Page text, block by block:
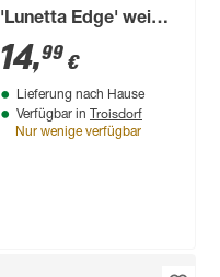
'Lunetta Edge' weiß
USB A/C 58 x 60 x
70 mm
14,99 €
Lieferung nach Hause
Verfügbar in Troisdorf
Nur wenige verfügbar